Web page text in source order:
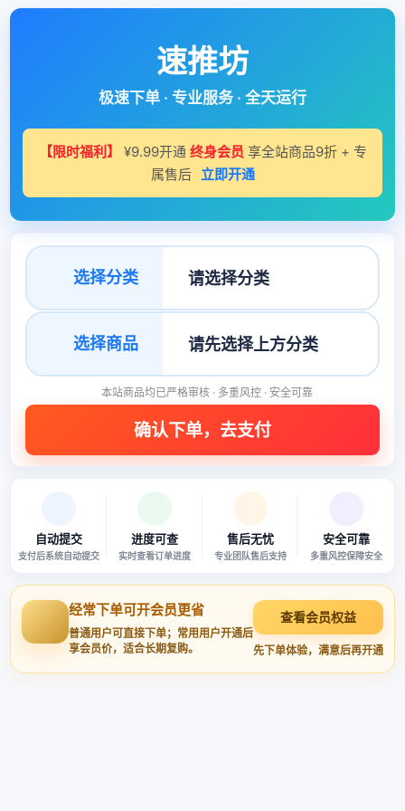
速推坊
极速下单 · 专业服务 · 全天运行
【限时福利】 ¥9.99开通 终身会员 享全站商品9折 + 专
属售后 立即开通
选择分类
选择商品
本站商品均已严格审核 · 多重风控 · 安全可靠
自动提交
支付后系统自动提交
进度可查
实时查看订单进度
售后无忧
专业团队售后支持
安全可靠
多重风控保障安全
经常下单可开会员更省
普通用户可直接下单；常用用户开通后
享会员价，适合长期复购。
查看会员权益
先下单体验，满意后再开通